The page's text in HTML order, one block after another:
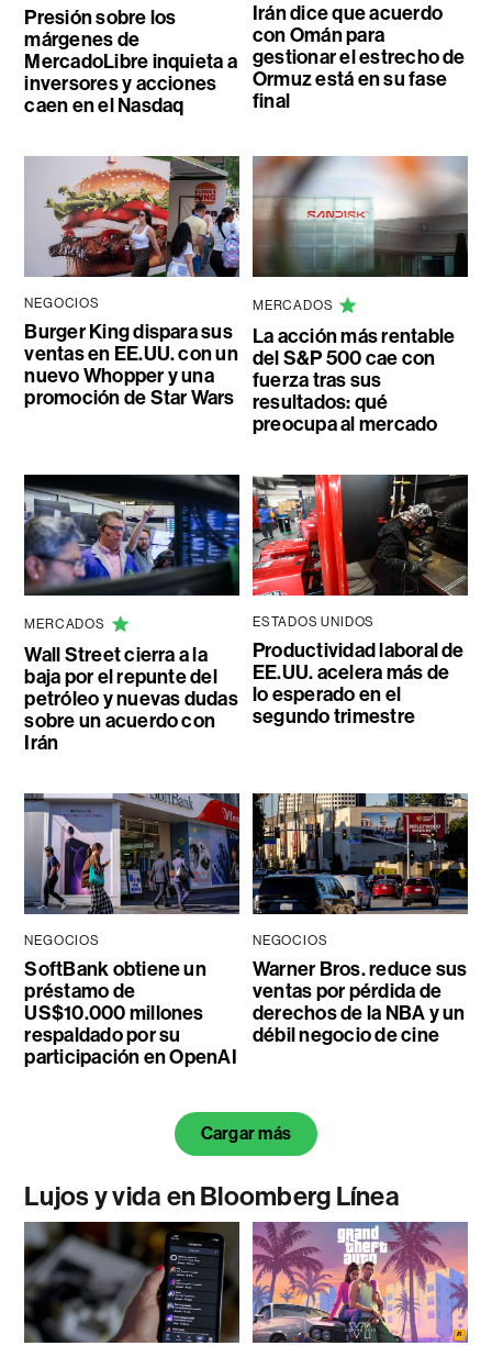
Presión sobre los
márgenes de
MercadoLibre inquieta a
inversores y acciones
caen en el Nasdaq
Irán dice que acuerdo
con Omán para
gestionar el estrecho de
Ormuz está en su fase
final
NEGOCIOS
Burger King dispara sus
ventas en EE.UU. con un
nuevo Whopper y una
promoción de Star Wars
MERCADOS
La acción más rentable
del S&P 500 cae con
fuerza tras sus
resultados: qué
preocupa al mercado
MERCADOS
Wall Street cierra a la
baja por el repunte del
petróleo y nuevas dudas
sobre un acuerdo con
Irán
ESTADOS UNIDOS
Productividad laboral de
EE.UU. acelera más de
lo esperado en el
segundo trimestre
NEGOCIOS
SoftBank obtiene un
préstamo de
US$10.000 millones
respaldado por su
participación en OpenAI
NEGOCIOS
Warner Bros. reduce sus
ventas por pérdida de
derechos de la NBA y un
débil negocio de cine
Cargar más
Lujos y vida en Bloomberg Línea